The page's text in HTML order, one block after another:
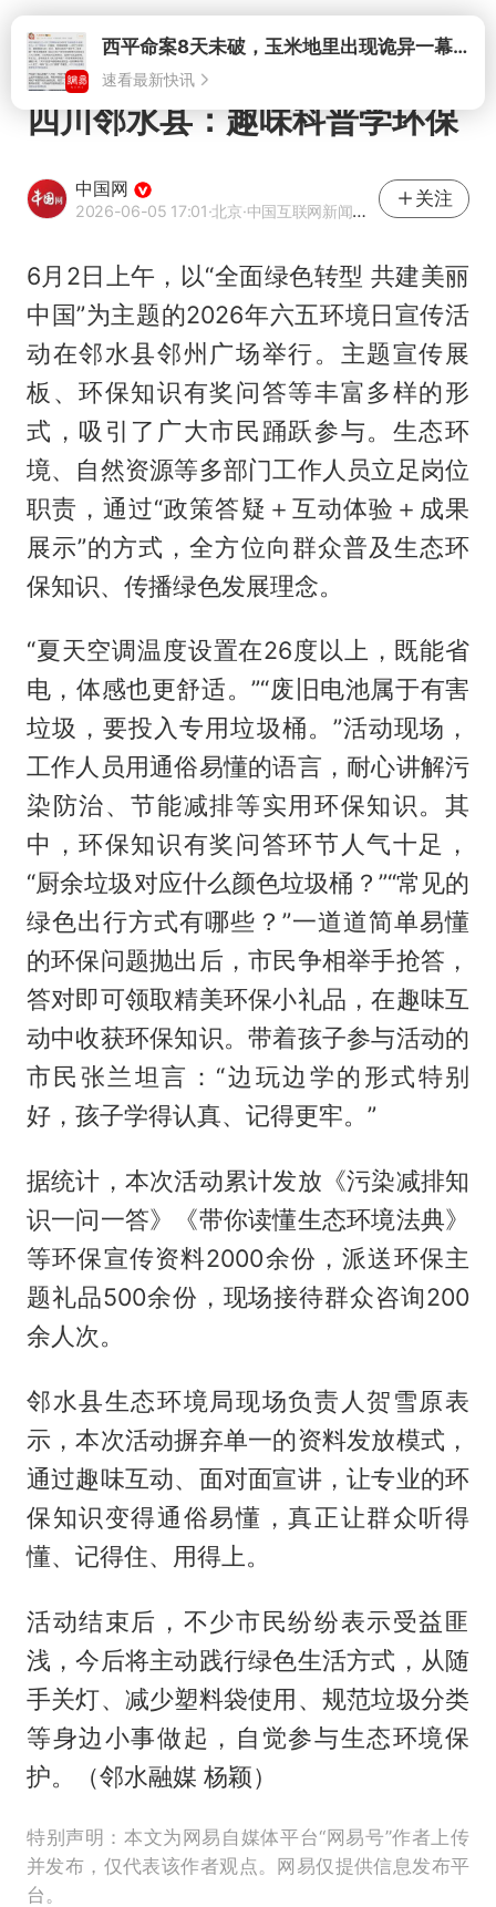
打开西平命案8天未破，玉米地里出现诡异一幕，我突然想起了欧金中
速看最新快讯
四川邻水县：趣味科普学环保
中国网
2026-06-05 17:01·北京·中国互联网新闻中心（中国网）官方网易号
关注
6月2日上午，以“全面绿色转型 共建美丽
中国”为主题的2026年六五环境日宣传活
动在邻水县邻州广场举行。主题宣传展
板、环保知识有奖问答等丰富多样的形
式，吸引了广大市民踊跃参与。生态环
境、自然资源等多部门工作人员立足岗位
职责，通过“政策答疑＋互动体验＋成果
展示”的方式，全方位向群众普及生态环
保知识、传播绿色发展理念。
“夏天空调温度设置在26度以上，既能省
电，体感也更舒适。”“废旧电池属于有害
垃圾，要投入专用垃圾桶。”活动现场，
工作人员用通俗易懂的语言，耐心讲解污
染防治、节能减排等实用环保知识。其
中，环保知识有奖问答环节人气十足，
“厨余垃圾对应什么颜色垃圾桶？”“常见的
绿色出行方式有哪些？”一道道简单易懂
的环保问题抛出后，市民争相举手抢答，
答对即可领取精美环保小礼品，在趣味互
动中收获环保知识。带着孩子参与活动的
市民张兰坦言：“边玩边学的形式特别
好，孩子学得认真、记得更牢。”
据统计，本次活动累计发放《污染减排知
识一问一答》《带你读懂生态环境法典》
等环保宣传资料2000余份，派送环保主
题礼品500余份，现场接待群众咨询200
余人次。
邻水县生态环境局现场负责人贺雪原表
示，本次活动摒弃单一的资料发放模式，
通过趣味互动、面对面宣讲，让专业的环
保知识变得通俗易懂，真正让群众听得
懂、记得住、用得上。
活动结束后，不少市民纷纷表示受益匪
浅，今后将主动践行绿色生活方式，从随
手关灯、减少塑料袋使用、规范垃圾分类
等身边小事做起，自觉参与生态环境保
护。（邻水融媒 杨颖）
特别声明：本文为网易自媒体平台“网易号”作者上传
并发布，仅代表该作者观点。网易仅提供信息发布平
台。